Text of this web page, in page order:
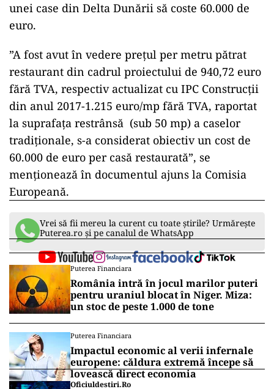
unei case din Delta Dunării să coste 60.000 de
euro.
”A fost avut în vedere prețul per metru pătrat
restaurant din cadrul proiectului de 940,72 euro
fără TVA, respectiv actualizat cu IPC Construcții
din anul 2017-1.215 euro/mp fără TVA, raportat
la suprafața restrânsă (sub 50 mp) a caselor
tradiționale, s-a considerat obiectiv un cost de
60.000 de euro per casă restaurată”, se
menționează în documentul ajuns la Comisia
Europeană.
Vrei să fii mereu la curent cu toate știrile? Urmărește
Puterea.ro și pe canalul de WhatsApp
Puterea Financiara
România intră în jocul marilor puteri
pentru uraniul blocat în Niger. Miza:
un stoc de peste 1.000 de tone
Puterea Financiara
Impactul economic al verii infernale
europene: căldura extremă începe să
lovească direct economia
Oficiuldestiri.ro